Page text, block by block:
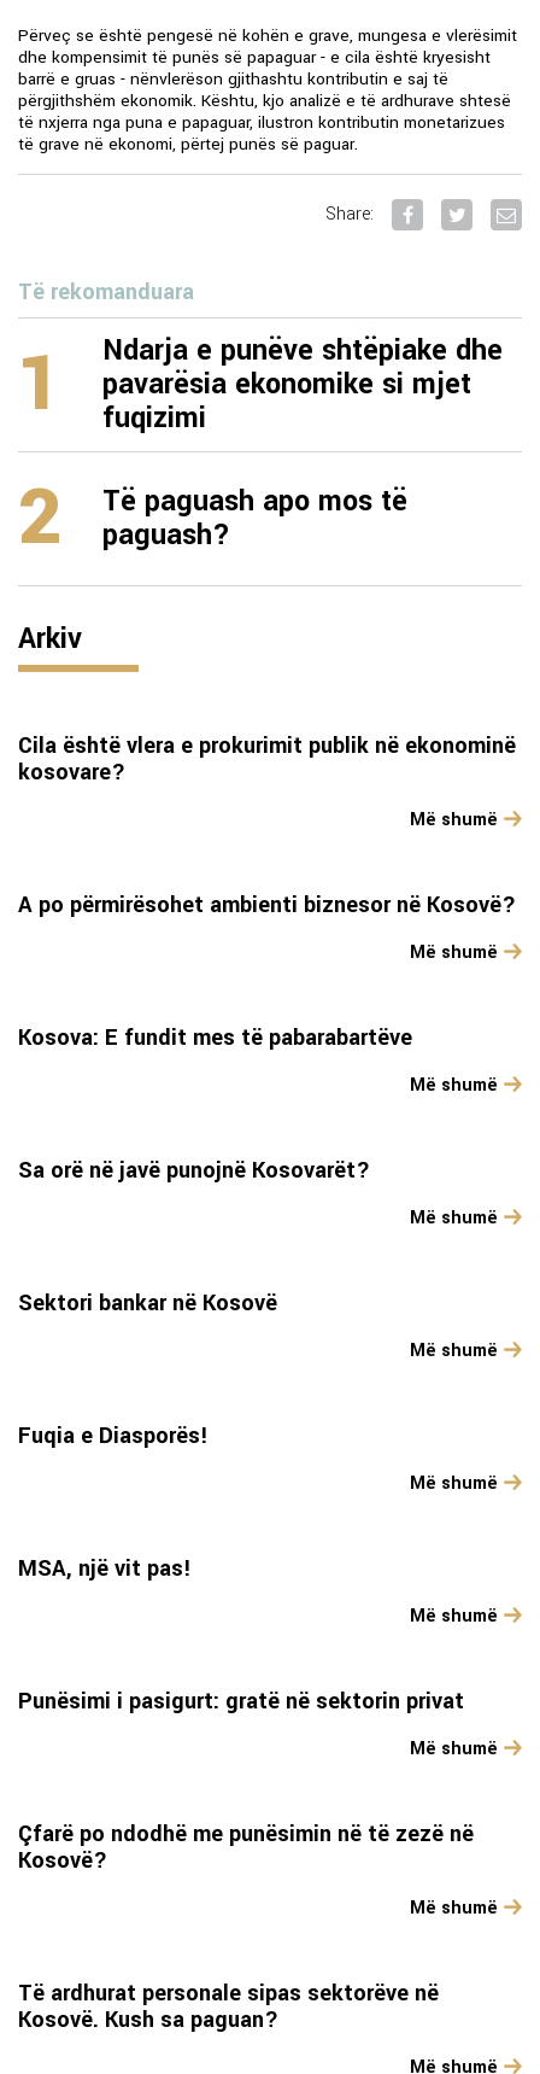
Përveç se është pengesë në kohën e grave, mungesa e vlerësimit
dhe kompensimit të punës së papaguar - e cila është kryesisht
barrë e gruas - nënvlerëson gjithashtu kontributin e saj të
përgjithshëm ekonomik. Kështu, kjo analizë e të ardhurave shtesë
të nxjerra nga puna e papaguar, ilustron kontributin monetarizues
të grave në ekonomi, përtej punës së paguar.
Share:
Të rekomanduara
1
Ndarja e punëve shtëpiake dhe
pavarësia ekonomike si mjet
fuqizimi
2
Të paguash apo mos të
paguash?
Arkiv
Cila është vlera e prokurimit publik në ekonominë
kosovare?
Më shumë
A po përmirësohet ambienti biznesor në Kosovë?
Më shumë
Kosova: E fundit mes të pabarabartëve
Më shumë
Sa orë në javë punojnë Kosovarët?
Më shumë
Sektori bankar në Kosovë
Më shumë
Fuqia e Diasporës!
Më shumë
MSA, një vit pas!
Më shumë
Punësimi i pasigurt: gratë në sektorin privat
Më shumë
Çfarë po ndodhë me punësimin në të zezë në
Kosovë?
Më shumë
Të ardhurat personale sipas sektorëve në
Kosovë. Kush sa paguan?
Më shumë